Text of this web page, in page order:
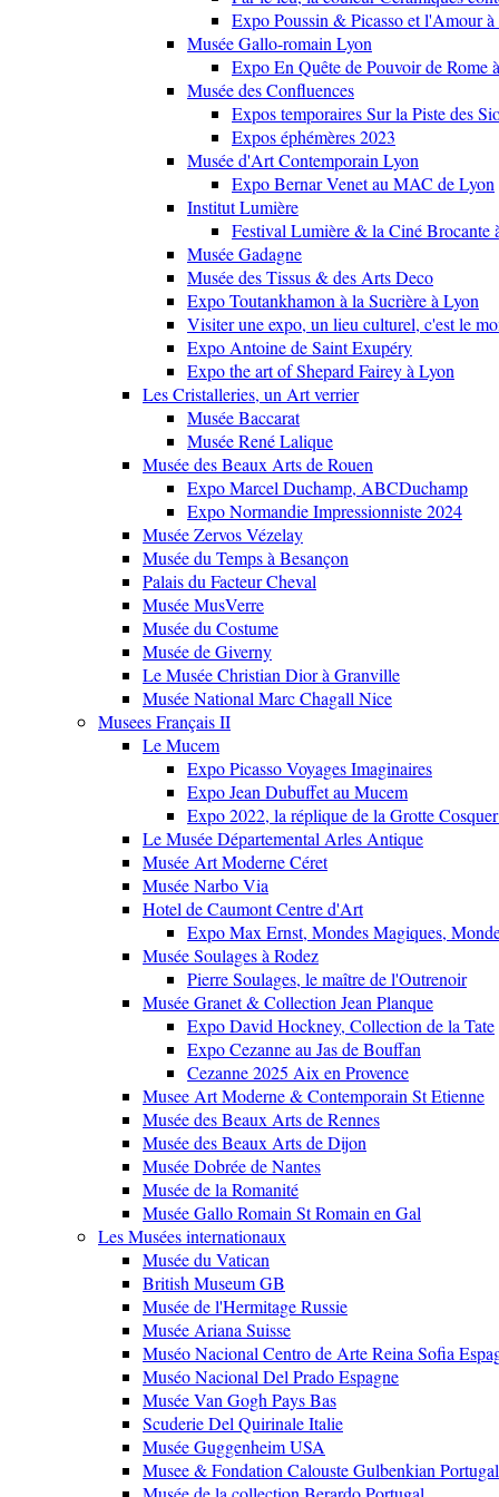
Expo Poussin & Picasso et l'Amour
Musée Gallo-romain Lyon
Expo En Quête de Pouvoir de Rome
Musée des Confluences
Expos temporaires Sur la Piste des
Expos éphémères 2023
Musée d'Art Contemporain Lyon
Expo Bernar Venet au MAC de Lyon
Institut Lumière
Festival Lumière & la Ciné Brocante
Musée Gadagne
Musée des Tissus & des Arts Deco
Expo Toutankhamon à la Sucrière à Lyon
Visiter une expo, un lieu culturel, c'est le
Expo Antoine de Saint Exupéry
Expo the art of Shepard Fairey à Lyon
Les Cristalleries, un Art verrier
Musée Baccarat
Musée René Lalique
Musée des Beaux Arts de Rouen
Expo Marcel Duchamp, ABCDuchamp
Expo Normandie Impressionniste 2024
Musée Zervos Vézelay
Musée du Temps à Besançon
Palais du Facteur Cheval
Musée MusVerre
Musée du Costume
Musée de Giverny
Le Musée Christian Dior à Granville
Musée National Marc Chagall Nice
Musees Français II
Le Mucem
Expo Picasso Voyages Imaginaires
Expo Jean Dubuffet au Mucem
Expo 2022, la réplique de la Grotte
Le Musée Départemental Arles Antique
Musée Art Moderne Céret
Musée Narbo Via
Hotel de Caumont Centre d'Art
Expo Max Ernst, Mondes Magiques,
Musée Soulages à Rodez
Pierre Soulages, le maître de l'Outrenoir
Musée Granet & Collection Jean Planque
Expo David Hockney, Collection de la Tate
Expo Cezanne au Jas de Bouffan
Cezanne 2025 Aix en Provence
Musee Art Moderne & Contemporain St Etienne
Musée des Beaux Arts de Rennes
Musée des Beaux Arts de Dijon
Musée Dobrée de Nantes
Musée de la Romanité
Musée Gallo Romain St Romain en Gal
Les Musées internationaux
Musée du Vatican
British Museum GB
Musée de l'Hermitage Russie
Musée Ariana Suisse
Muséo Nacional Centro de Arte Reina Sofia
Muséo Nacional Del Prado Espagne
Musée Van Gogh Pays Bas
Scuderie Del Quirinale Italie
Musée Guggenheim USA
Musee & Fondation Calouste Gulbenkian Portugal